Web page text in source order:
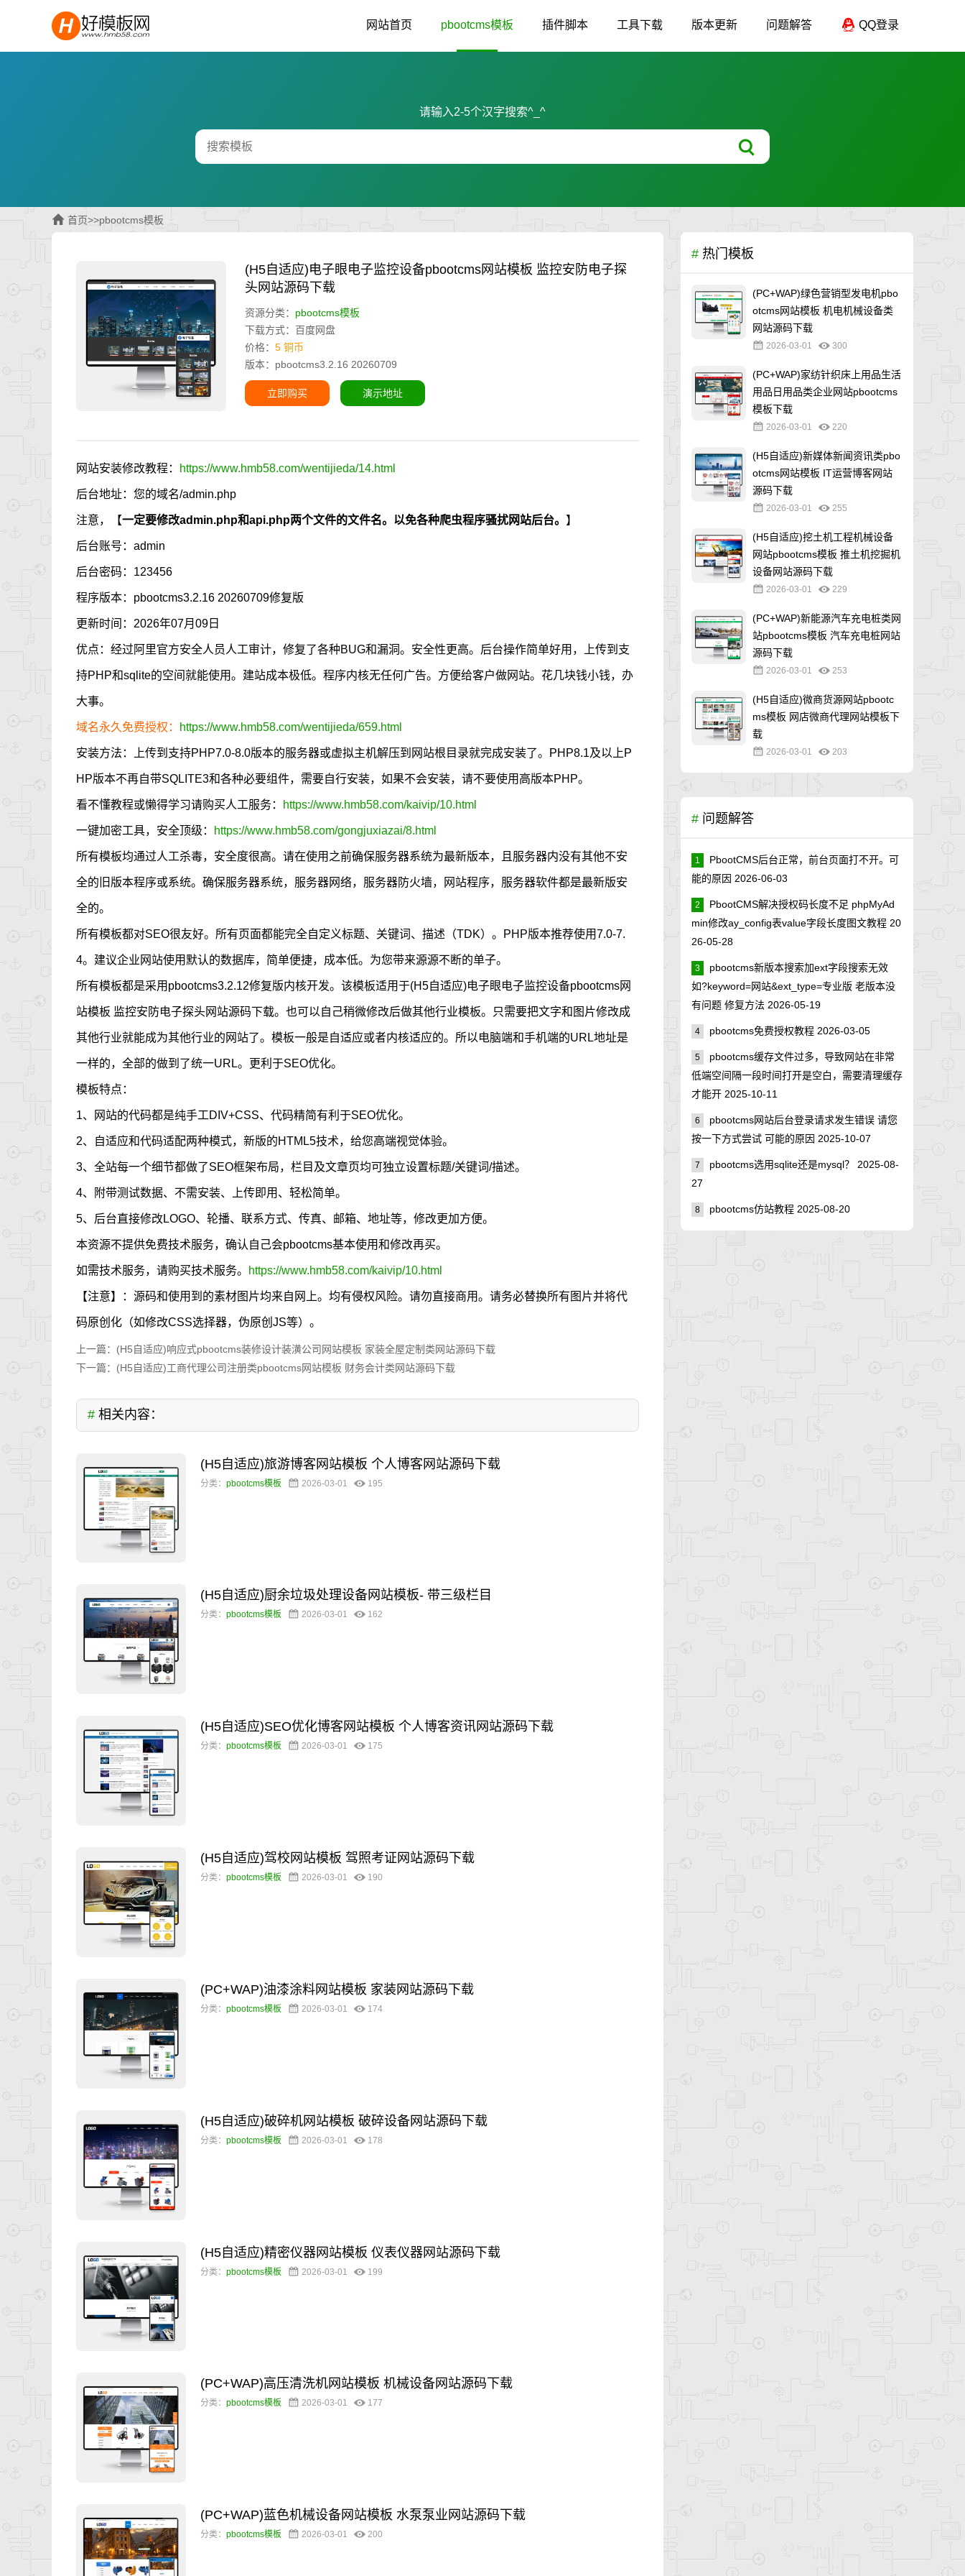
网站首页 pbootcms模板 插件脚本 工具下载 版本更新 问题解答 QQ登录
请输入2-5个汉字搜索^_^
首页>>pbootcms模板
(H5自适应)电子眼电子监控设备pbootcms网站模板 监控安防电子探
头网站源码下载
资源分类： pbootcms模板
下载方式：百度网盘
价格：5 铜币
版本：pbootcms3.2.16 20260709
立即购买 演示地址
网站安装修改教程： https://www.hmb58.com/wentijieda/14.html
后台地址：您的域名/admin.php
注意，【一定要修改admin.php和api.php两个文件的文件名。以免各种爬虫程序骚扰网站后台。 】
后台账号：admin
后台密码：123456
程序版本：pbootcms3.2.16 20260709修复版
更新时间：2026年07月09日
优点：经过阿里官方安全人员人工审计，修复了各种BUG和漏洞。安全性更高。后台操作简单好用，上传到支
持PHP和sqlite的空间就能使用。建站成本极低。程序内核无任何广告。方便给客户做网站。花几块钱小钱，办
大事。
域名永久免费授权： https://www.hmb58.com/wentijieda/659.html
安装方法：上传到支持PHP7.0-8.0版本的服务器或虚拟主机解压到网站根目录就完成安装了。PHP8.1及以上P
HP版本不再自带SQLITE3和各种必要组件，需要自行安装，如果不会安装，请不要使用高版本PHP。
看不懂教程或懒得学习请购买人工服务： https://www.hmb58.com/kaivip/10.html
一键加密工具，安全顶级： https://www.hmb58.com/gongjuxiazai/8.html
所有模板均通过人工杀毒，安全度很高。请在使用之前确保服务器系统为最新版本，且服务器内没有其他不安
全的旧版本程序或系统。确保服务器系统，服务器网络，服务器防火墙，网站程序，服务器软件都是最新版安
全的。
所有模板都对SEO很友好。所有页面都能完全自定义标题、关键词、描述（TDK）。PHP版本推荐使用7.0-7.
4。建议企业网站使用默认的数据库，简单便捷，成本低。为您带来源源不断的单子。
所有模板都是采用pbootcms3.2.12修复版内核开发。该模板适用于(H5自适应)电子眼电子监控设备pbootcms网
站模板 监控安防电子探头网站源码下载。也可以自己稍微修改后做其他行业模板。只需要把文字和图片修改成
其他行业就能成为其他行业的网站了。模板一般是自适应或者内核适应的。所以电脑端和手机端的URL地址是
一样的，全部的做到了统一URL。更利于SEO优化。
模板特点：
1、网站的代码都是纯手工DIV+CSS、代码精简有利于SEO优化。
2、自适应和代码适配两种模式，新版的HTML5技术，给您高端视觉体验。
3、全站每一个细节都做了SEO框架布局，栏目及文章页均可独立设置标题/关键词/描述。
4、附带测试数据、不需安装、上传即用、轻松简单。
5、后台直接修改LOGO、轮播、联系方式、传真、邮箱、地址等，修改更加方便。
本资源不提供免费技术服务，确认自己会pbootcms基本使用和修改再买。
如需技术服务，请购买技术服务。 https://www.hmb58.com/kaivip/10.html
【注意】：源码和使用到的素材图片均来自网上。均有侵权风险。请勿直接商用。请务必替换所有图片并将代
码原创化（如修改CSS选择器，伪原创JS等）。
上一篇： (H5自适应)响应式pbootcms装修设计装潢公司网站模板 家装全屋定制类网站源码下载
下一篇： (H5自适应)工商代理公司注册类pbootcms网站模板 财务会计类网站源码下载
#相关内容：
(H5自适应)旅游博客网站模板 个人博客网站源码下载
分类： pbootcms模板 2026-03-01 195
(H5自适应)厨余垃圾处理设备网站模板- 带三级栏目
分类： pbootcms模板 2026-03-01 162
(H5自适应)SEO优化博客网站模板 个人博客资讯网站源码下载
分类： pbootcms模板 2026-03-01 175
(H5自适应)驾校网站模板 驾照考证网站源码下载
分类： pbootcms模板 2026-03-01 190
(PC+WAP)油漆涂料网站模板 家装网站源码下载
分类： pbootcms模板 2026-03-01 174
(H5自适应)破碎机网站模板 破碎设备网站源码下载
分类： pbootcms模板 2026-03-01 178
(H5自适应)精密仪器网站模板 仪表仪器网站源码下载
分类： pbootcms模板 2026-03-01 199
(PC+WAP)高压清洗机网站模板 机械设备网站源码下载
分类： pbootcms模板 2026-03-01 177
(PC+WAP)蓝色机械设备网站模板 水泵泵业网站源码下载
分类： pbootcms模板 2026-03-01 200
# 热门模板
(PC+WAP)绿色营销型发电机pbo
otcms网站模板 机电机械设备类
网站源码下载
2026-03-01 300
(PC+WAP)家纺针织床上用品生活
用品日用品类企业网站pbootcms
模板下载
2026-03-01 220
(H5自适应)新媒体新闻资讯类pbo
otcms网站模板 IT运营博客网站
源码下载
2026-03-01 255
(H5自适应)挖土机工程机械设备
网站pbootcms模板 推土机挖掘机
设备网站源码下载
2026-03-01 229
(PC+WAP)新能源汽车充电桩类网
站pbootcms模板 汽车充电桩网站
源码下载
2026-03-01 253
(H5自适应)微商货源网站pbootc
ms模板 网店微商代理网站模板下
载
2026-03-01 203
# 问题解答
1
PbootCMS后台正常，前台页面打不开。可
能的原因 2026-06-03
2
PbootCMS解决授权码长度不足 phpMyAd
min修改ay_config表value字段长度图文教程 20
26-05-28
3
pbootcms新版本搜索加ext字段搜索无效
如?keyword=网站&ext_type=专业版 老版本没
有问题 修复方法 2026-05-19
4 pbootcms免费授权教程 2026-03-05
5
pbootcms缓存文件过多，导致网站在非常
低端空间隔一段时间打开是空白，需要清理缓存
才能开 2025-10-11
6
pbootcms网站后台登录请求发生错误 请您
按一下方式尝试 可能的原因 2025-10-07
7 pbootcms选用sqlite还是mysql？
2025-08-
27
8 pbootcms仿站教程 2025-08-20